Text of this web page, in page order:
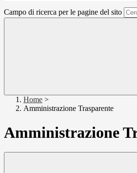
Campo di ricerca per le pagine del sito
Home >
Amministrazione Trasparente
Amministrazione